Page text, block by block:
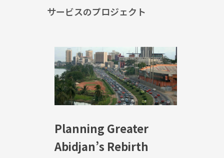
サービスのプロジェクト
Planning Greater
Abidjan’s Rebirth